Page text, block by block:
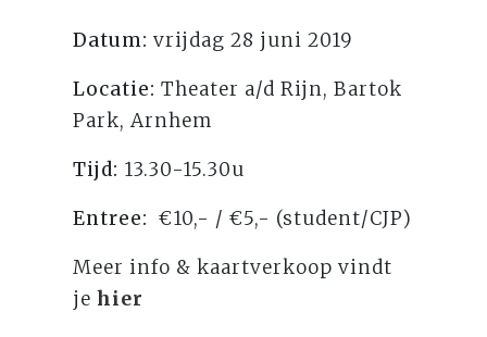
Datum: vrijdag 28 juni 2019
Locatie:Theater a/d Rijn, Bartok
Park, Arnhem
Tijd: 13.30-15.30u
Entree: €10,- / €5,- (student/CJP)
Meer info & kaartverkoop vindt
jehier